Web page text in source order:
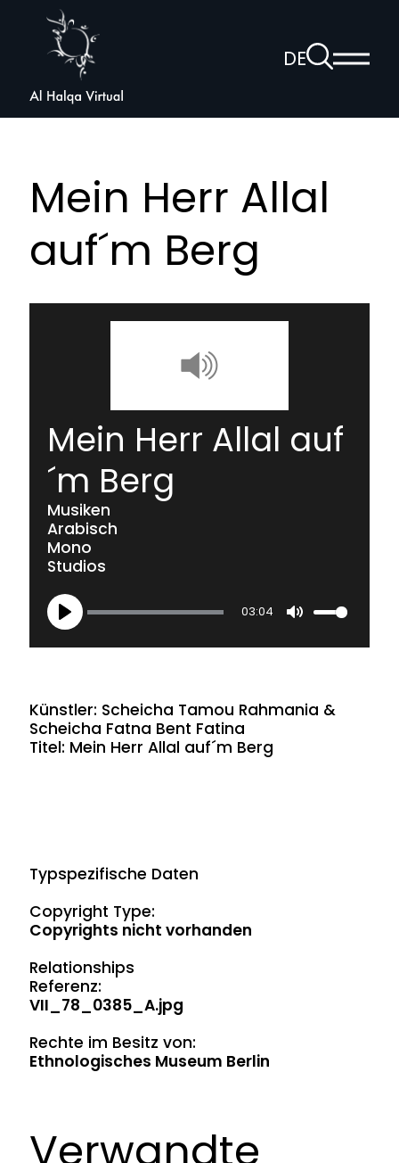
Halqa
DEZur
Suchseite
Mein Herr Allal
auf´m Berg
Mein Herr Allal auf
´m Berg
Musiken
Arabisch
Mono
Studios
Play
03:04
Künstler: Scheicha Tamou Rahmania &
Scheicha Fatna Bent Fatina
Titel: Mein Herr Allal auf´m Berg
Typspezifische Daten
Copyright Type:
Copyrights nicht vorhanden
Relationships
Referenz:
VII_78_0385_A.jpg
Rechte im Besitz von:
Ethnologisches Museum Berlin
Verwandte